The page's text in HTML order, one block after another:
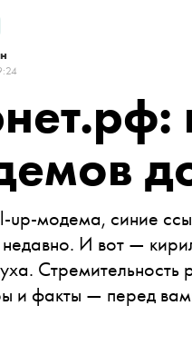
up-модема, синие
И вот —
Стремительность
и факты — перед